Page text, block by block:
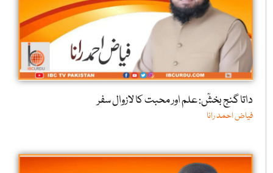
داتا گنج بخشؒ: علم اور محبت کا لازوال سفر
فیاض احمد رانا